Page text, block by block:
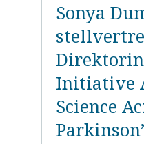
Sonya
Initiative
Science